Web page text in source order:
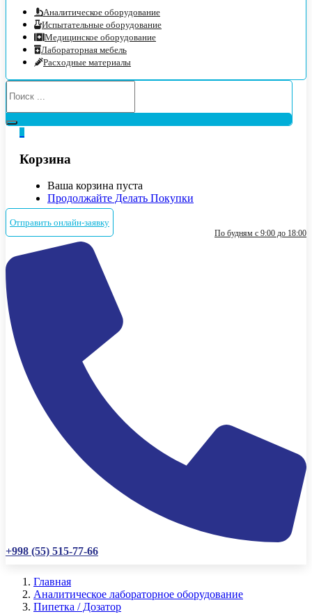
Аналитическое оборудование
Испытательные оборудование
Медицинское оборудование
Лабораторная мебель
Расходные материалы
Корзина
Ваша корзина пуста
Продолжайте Делать Покупки
Отправить онлайн-заявку
По будням с 9:00 до 18:00
+998 (55) 515-77-66
Главная
Аналитическое лабораторное оборудование
Пипетка / Дозатор